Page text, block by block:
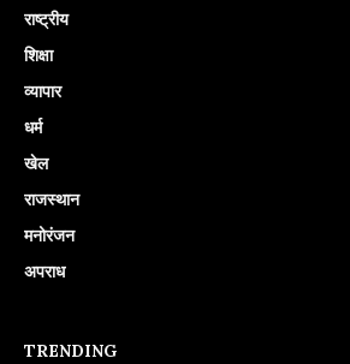
राष्ट्रीय
शिक्षा
व्यापार
धर्म
खेल
राजस्थान
मनोरंजन
अपराध
TRENDING